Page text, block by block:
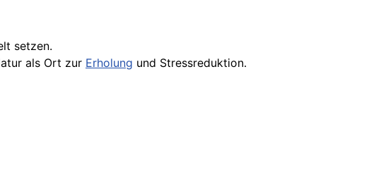
setzen.
als Ort zur Erholung und Stressreduktion.